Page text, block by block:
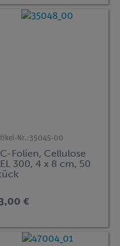
Nr.:35045-00
Folien, Cellulose
300, 4 x 8 cm, 50
€